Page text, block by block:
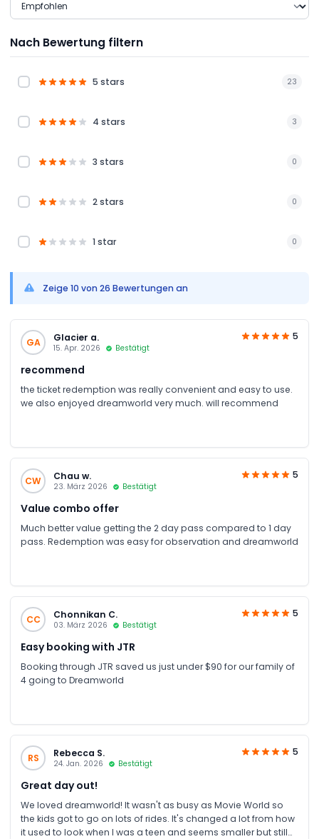
Nach Bewertung filtern
5 stars 23
4 stars 3
3 stars 0
2 stars 0
1 star 0
Zeige 10 von 26 Bewertungen an
GA Glacier a.
15. Apr. 2026 Bestätigt
5
recommend
the ticket redemption was really convenient and easy to use.
we also enjoyed dreamworld very much. will recommend
CW Chau w.
23. März 2026 Bestätigt
5
Value combo offer
Much better value getting the 2 day pass compared to 1 day
pass. Redemption was easy for observation and dreamworld
CC Chonnikan C.
03. März 2026 Bestätigt
5
Easy booking with JTR
Booking through JTR saved us just under $90 for our family of
4 going to Dreamworld
RS Rebecca S.
24. Jan. 2026 Bestätigt
5
Great day out!
We loved dreamworld! It wasn't as busy as Movie World so
the kids got to go on lots of rides. It's changed a lot from how
it used to look when I was a teen and seems smaller but still